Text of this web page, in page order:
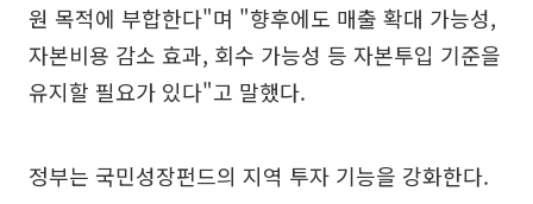
원 목적에 부합한다"며 "향후에도 매출 확대 가능성,
자본비용 감소 효과, 회수 가능성 등 자본투입 기준을
유지할 필요가 있다"고 말했다.
정부는 국민성장펀드의 지역 투자 기능을 강화한다.